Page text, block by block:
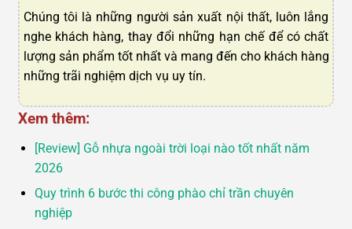
Chúng tôi là những người sản xuất nội thất, luôn lắng
nghe khách hàng, thay đổi những hạn chế để có chất
lượng sản phẩm tốt nhất và mang đến cho khách hàng
những trãi nghiệm dịch vụ uy tín.
Xem thêm:
[Review] Gỗ nhựa ngoài trời loại nào tốt nhất năm
2026
Quy trình 6 bước thi công phào chỉ trần chuyên
nghiệp